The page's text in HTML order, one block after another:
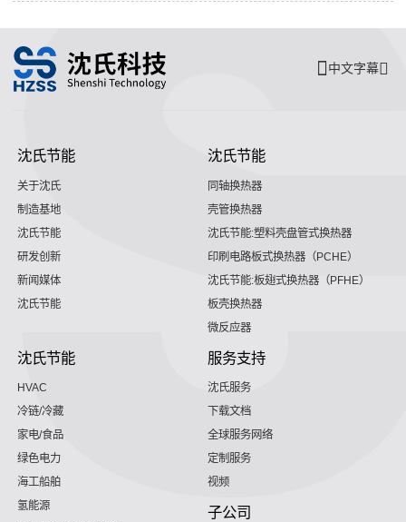
中文字幕
沈氏节能
关于沈氏
制造基地
沈氏节能
研发创新
新闻媒体
沈氏节能
沈氏节能
同轴换热器
壳管换热器
沈氏节能:塑料壳盘管式换热器
印刷电路板式换热器（PCHE）
沈氏节能:板翅式换热器（PFHE）
板壳换热器
微反应器
沈氏节能
HVAC
冷链/冷藏
家电/食品
绿色电力
海工船舶
氢能源
服务支持
沈氏服务
下载文档
全球服务网络
定制服务
视频
子公司